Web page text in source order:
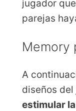
jugador
parejas
Memory
A
diseños del
estimular